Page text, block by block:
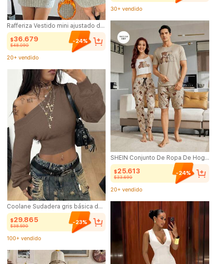
Rafferiza Vestido mini ajustado de mujer negro de 2 en 1, sexy y elegante, con costillas cepilladas, para otoño/invierno
$36.679
$48.090
-24%
20+ vendido
20+ vendido
Coolane Sudadera gris básica de manga larga y hombros descubiertos para salir, estilo urbano de otoño/invierno para mujer
$29.865
$38.590
-23%
100+ vendido
100+ vendido
30+ vendido
SHEIN Conjunto De Ropa De Hogar Para Hombre De 2 Piezas/set Con Camiseta De Letra Y Estampado De Oso De Dibujos Animados Y Pantalones Cortos De Pijama
$25.613
$33.690
-24%
20+ vendido